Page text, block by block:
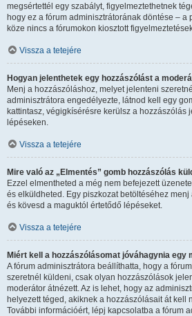
megsértettél egy szabályt, figyelmeztethetnek
hogy ez a fórum adminisztrátorának döntése – a
köze nincs a fórumokon kiosztott
Vissza a tetejére
Hogyan jelenthetek egy hozzászólást a
Menj a hozzászóláshoz, melyet jelenteni
adminisztrátora engedélyezte, látnod kell egy
kattintasz, végigkísérésre kerülsz a hozzászólás
lépéseken.
Vissza a tetejére
Mire való az „Elmentés” gomb hozzászólás
Ezzel elmentheted a még nem befejezett
és elküldheted. Egy piszkozat betöltéséhez
és kövesd a maguktól értetődő lépéseket.
Vissza a tetejére
Miért kell a hozzászólásomat jóváhagynia egy
A fórum adminisztrátora beállíthatta, hogy a
szeretnél küldeni, csak olyan hozzászólások
moderátor átnézett. Az is lehet, hogy az
helyezett téged, akiknek a hozzászólásait át kell
További információért, lépj kapcsolatba a fórum